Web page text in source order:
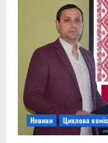
Новини Циклова